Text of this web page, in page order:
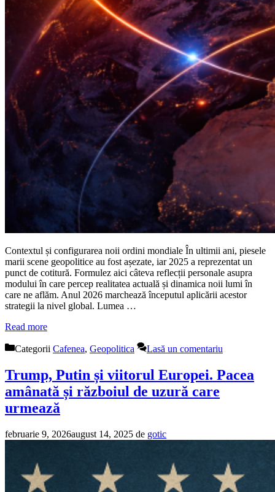
Contextul și configurarea noii ordini mondiale În ultimii ani, piesele
marii scene geopolitice au fost așezate, iar 2025 a reprezentat un
punct de cotitură. Formulez aici câteva reflecții personale asupra
modului în care percep realitatea actuală și dinamica noii lumi în
care ne aflăm. Anul 2026 marchează începutul aplicării acestor
strategii la nivel global. Lumea …
Read more
Categorii Cafenea, Geopolitica Lasă un comentariu
Trump, Putin și viitorul Europei. Pacea
amânată și războiul de uzură care
urmează
februarie 9, 2026august 14, 2025 de gotic